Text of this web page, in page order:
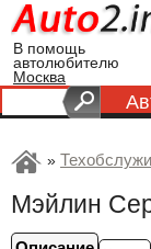
В помощь
автолюбителю
Москва
»
Мэйлин